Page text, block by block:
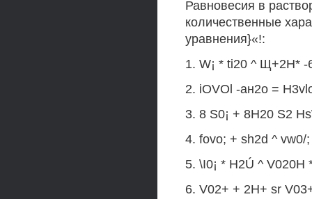
Равновесия в
количественные
уравнения}«!:
1. W¡ * ti20 ^ Щ+2Н* -
2. iOVOl -ан2о =
3. 8 S0¡ + 8H20 S2
4. fovo; + sh2d ^ vw0/
5. \I0¡ * H2Ú ^
6. V02+ + 2H+ sr